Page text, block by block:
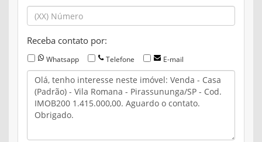
Receba contato por:
Whatsapp Telefone E-mail